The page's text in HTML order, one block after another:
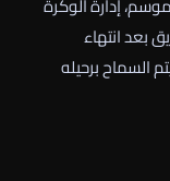
بعد انتهاء
السماح برحيله